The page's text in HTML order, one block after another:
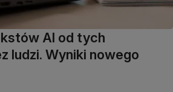
AI od tych
ludzi. Wyniki nowego